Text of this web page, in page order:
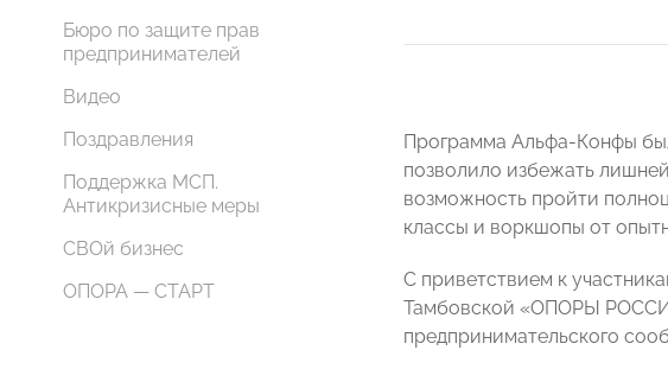
Бюро по защите прав
предпринимателей
Видео
Поздравления
Поддержка МСП.
Антикризисные меры
СВОй бизнес
ОПОРА — СТАРТ
Программа Альфа-Конфы
позволило избежать
возможность пройти
классы и воркшопы от
С приветствием к
Тамбовской «ОПОРЫ
предпринимательского